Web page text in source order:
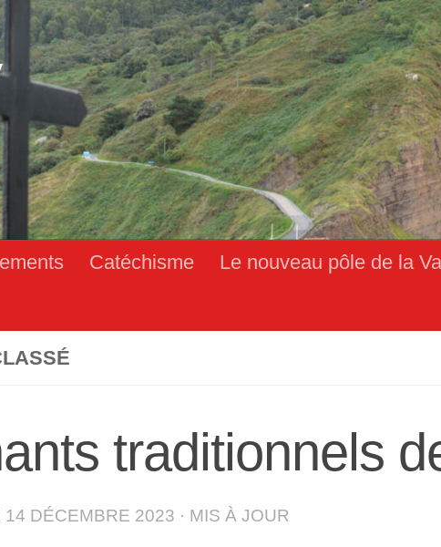
Catéchisme
Le nouveau pôle de la
traditionnels
14 DÉCEMBRE 2023 · MIS À JOUR